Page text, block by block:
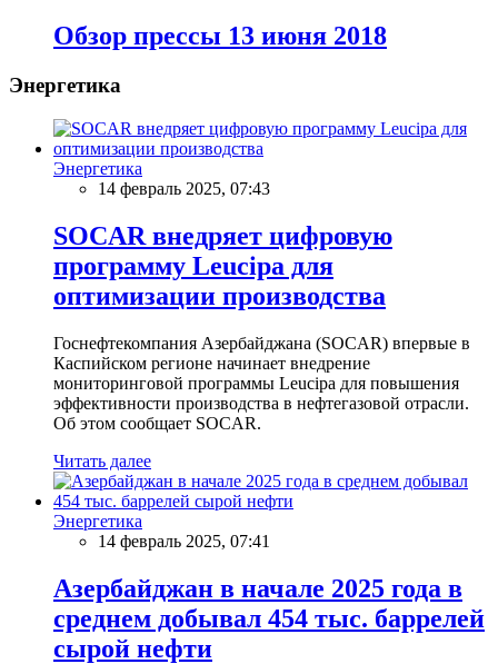
Обзор прессы 13 июня 2018
Энергетика
Энергетика
14 февраль 2025, 07:43
SOCAR внедряет цифровую
программу Leucipa для
оптимизации производства
Госнефтекомпания Азербайджана (SOCAR) впервые в
Каспийском регионе начинает внедрение
мониторинговой программы Leucipa для повышения
эффективности производства в нефтегазовой отрасли.
Об этом сообщает SOCAR.
Читать далее
Энергетика
14 февраль 2025, 07:41
Азербайджан в начале 2025 года в
среднем добывал 454 тыс. баррелей
сырой нефти